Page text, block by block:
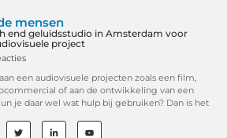
mensen
end geluidsstudio in Amsterdam voor
project
een audiovisuele projecten zoals een film,
of aan de ontwikkeling van een
je daar wel wat hulp bij gebruiken? Dan is het